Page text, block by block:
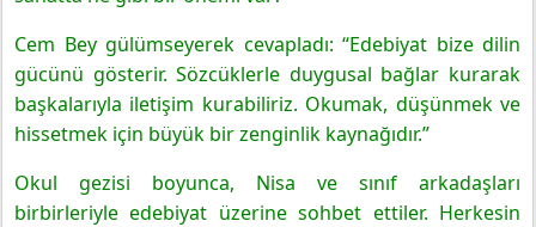
Cem Bey gülümseyerek cevapladı: “Edebiyat bize dilin
gücünü gösterir. Sözcüklerle duygusal bağlar kurarak
başkalarıyla iletişim kurabiliriz. Okumak, düşünmek ve
hissetmek için büyük bir zenginlik kaynağıdır.”
Okul gezisi boyunca, Nisa ve sınıf arkadaşları
birbirleriyle edebiyat üzerine sohbet ettiler. Herkesin